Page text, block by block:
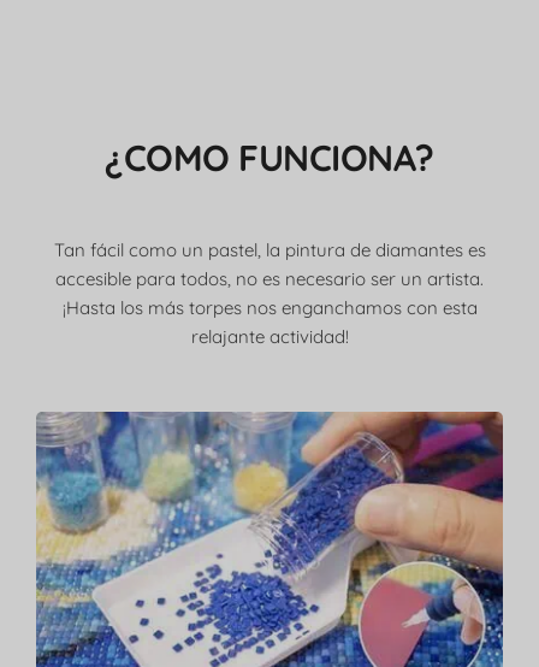
¿COMO FUNCIONA?
Tan fácil como un pastel, la pintura de diamantes es
accesible para todos, no es necesario ser un artista.
¡Hasta los más torpes nos enganchamos con esta
relajante actividad!